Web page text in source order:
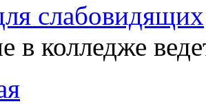
слабовидящих
в колледже